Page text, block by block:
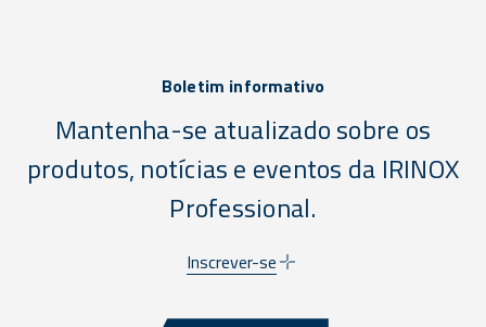
Boletim informativo
Mantenha-se atualizado sobre os
produtos, notícias e eventos da IRINOX
Professional.
Inscrever-se